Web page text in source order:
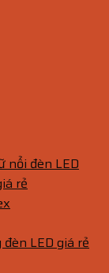
nổi đèn LED
rẻ
LED giá rẻ